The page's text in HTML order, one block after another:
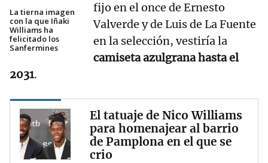
La tierna imagen
con la que Iñaki
Williams ha
felicitado los
Sanfermines
fijo en el once de Ernesto
Valverde y de Luis de La Fuente
en la selección, vestiría la
camiseta azulgrana hasta el
2031.
El tatuaje de Nico Williams
para homenajear al barrio
de Pamplona en el que se
crio